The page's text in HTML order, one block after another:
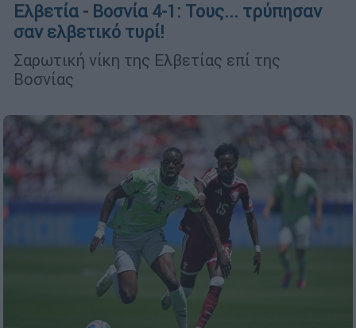
Ελβετία - Βοσνία 4-1: Τους... τρύπησαν
σαν ελβετικό τυρί!
Σαρωτική νίκη της Ελβετίας επί της
Βοσνίας